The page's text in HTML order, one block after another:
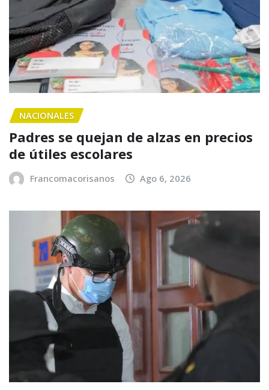
NACIONALES
Padres se quejan de alzas en precios
de útiles escolares
Francomacorisanos Ago 6, 2026